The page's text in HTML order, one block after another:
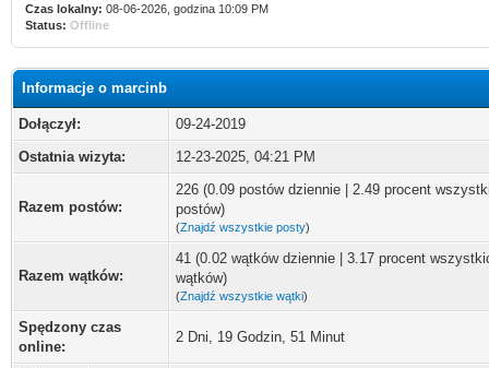
Czas lokalny: 08-06-2026, godzina 10:09 PM
Status: Offline
Informacje o marcinb
Dołączył:
09-24-2019
Ostatnia wizyta:
12-23-2025, 04:21 PM
Razem postów:
226 (0.09 postów dziennie | 2.49 procent
postów)
(Znajdź wszystkie posty)
Razem wątków:
41 (0.02 wątków dziennie | 3.17 procent
wątków)
(Znajdź wszystkie wątki)
Spędzony czas
online:
2 Dni, 19 Godzin, 51 Minut